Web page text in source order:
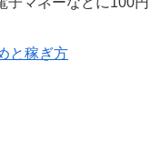
と稼ぎ方